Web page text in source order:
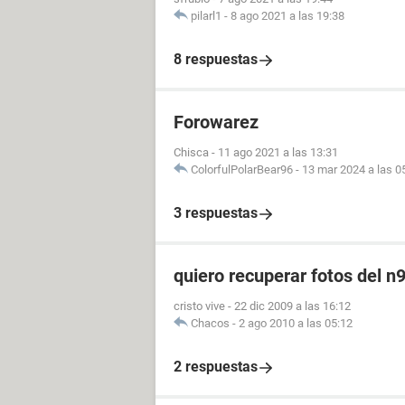
pilarl1 - 8 ago 2021 a las 19:38
8 respuestas
Forowarez
Chisca - 11 ago 2021 a las 13:31
ColorfulPolarBear96 - 13 mar 2024 a las
3 respuestas
quiero recuperar fotos del
cristo vive - 22 dic 2009 a las 16:12
Chacos - 2 ago 2010 a las 05:12
2 respuestas